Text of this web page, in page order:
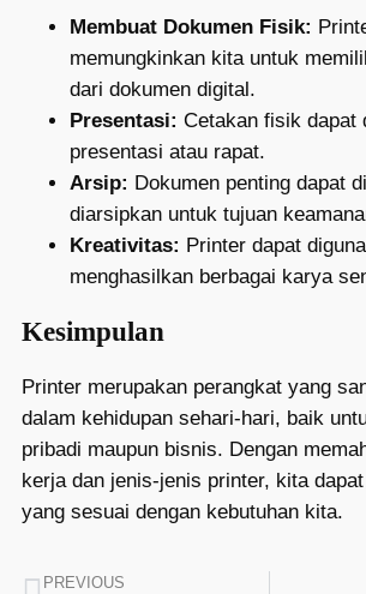
Membuat Dokumen Fisik:
memungkinkan kita untuk
dari dokumen digital.
Presentasi: Cetakan fisik dapat
presentasi atau rapat.
Arsip: Dokumen penting dapat
diarsipkan untuk tujuan
Kreativitas: Printer dapat
menghasilkan berbagai karya
Kesimpulan
Printer merupakan perangkat yang
dalam kehidupan sehari-hari, baik
pribadi maupun bisnis. Dengan
kerja dan jenis-jenis printer, kita
yang sesuai dengan kebutuhan kita.
PREVIOUS